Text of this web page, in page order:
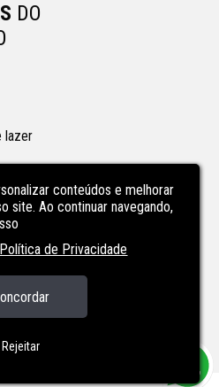
DO
lazer
conteúdos e melhorar
site. Ao continuar navegando,
Política de Privacidade
Rejeitar